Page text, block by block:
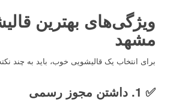
ویژگی‌های بهترین
مشهد
برای انتخاب یک قالیشویی خوب، باید به چند
✅ 1. داشتن مجوز رسمی